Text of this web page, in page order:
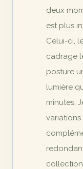
deux
est plus
Celui-ci,
cadrage
posture
lumière
minutes.
variations